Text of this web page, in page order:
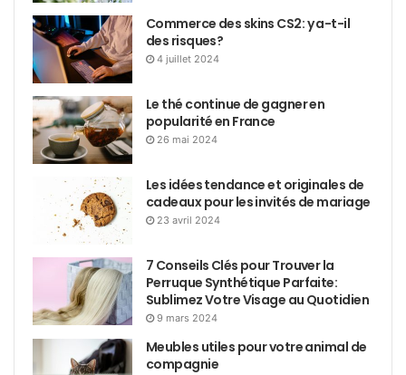
Commerce des skins CS2: y a-t-il
des risques?
4 juillet 2024
Le thé continue de gagner en
popularité en France
26 mai 2024
Les idées tendance et originales de
cadeaux pour les invités de mariage
23 avril 2024
7 Conseils Clés pour Trouver la
Perruque Synthétique Parfaite:
Sublimez Votre Visage au Quotidien
9 mars 2024
Meubles utiles pour votre animal de
compagnie